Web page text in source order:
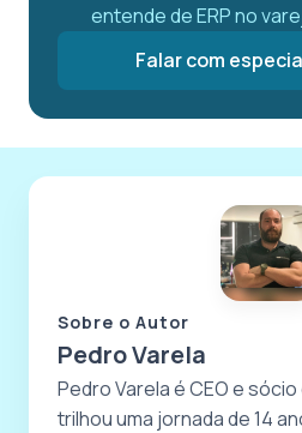
entende de ERP no
Falar com
Sobre o Autor
Pedro Varela
Pedro Varela é CEO e sócio
trilhou uma jornada de 14